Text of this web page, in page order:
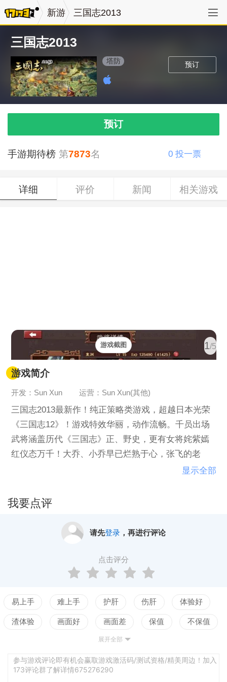
新游 三国志2013
三国志2013
预订
塔防
预订
手游期待榜 第7873名 0 投一票
详细 评价 新闻 相关游戏
1/5
游戏截图
游戏简介
开发：Sun Xun 运营：Sun Xun(其他)
三国志2013最新作！纯正策略类游戏，超越日本光荣
《三国志12》！游戏特效华丽，动作流畅。千员出场
武将涵盖历代《三国志》正、野史，更有女将姹紫嫣
红仪态万千！大乔、小乔早已烂熟于心，张飞的老
婆，关羽的女儿，吕布的女儿，马超的妹妹……这些
显示全部
我要点评
请先登录，再进行评论
点击评分
易上手 难上手 护肝 伤肝 体验好
渣体验 画面好 画面差 保值 不保值
测试
展开全部
参与游戏评论即有机会赢取游戏激活码/测试资格/精美周边！加入
173评论群了解详情675276290